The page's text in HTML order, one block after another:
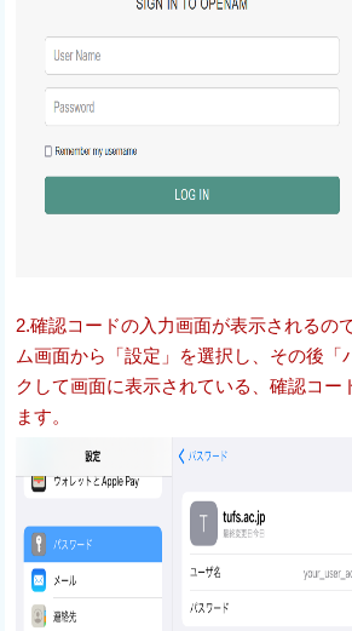
2.確認コードの入力画面が表示されるの
ム画面から「設定」を選択し、その後「
クして画面に表示されている、確認コー
ます。